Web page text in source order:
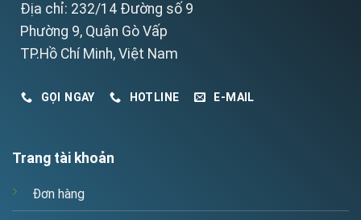
Địa chỉ: 232/14 Đường số 9
Phường 9, Quận Gò Vấp
TP.Hồ Chí Minh, Việt Nam
GỌI NGAY HOTLINE E-MAIL
Trang tài khoản
Đơn hàng